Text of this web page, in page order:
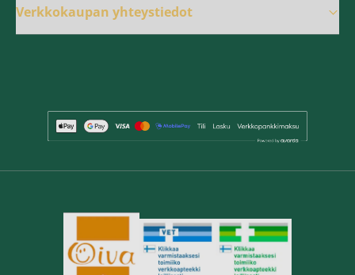
Verkkokaupan yhteystiedot